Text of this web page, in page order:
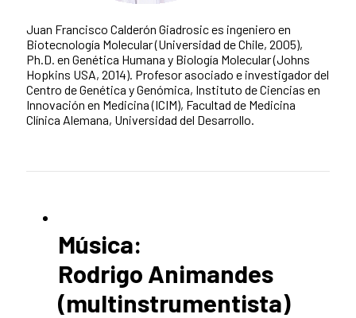
Juan Francisco Calderón Giadrosices ingeniero en
Biotecnología Molecular (Universidad de Chile, 2005),
Ph.D. en Genética Humana y Biología Molecular (Johns
Hopkins USA, 2014). Profesor asociado e investigador del
Centro de Genética y Genómica, Instituto de Ciencias en
Innovación en Medicina (ICIM), Facultad de Medicina
Clínica Alemana, Universidad del Desarrollo.
Música:
Rodrigo Animandes
(multinstrumentista)